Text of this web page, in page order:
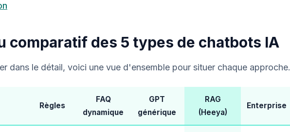
comparatif des 5 types de chatbots IA
dans le détail, voici une vue d'ensemble pour situer chaque approche.
Règles
FAQ
dynamique
GPT
générique
RAG
(Heeya)
Enterprise